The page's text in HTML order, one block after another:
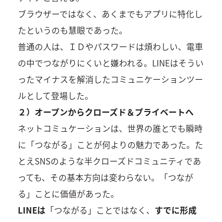
ブラウザーではなく、あくまでもアプリに特化し
たというのも慧眼であった。
普通の人は、ＩＤやパスワードは煩わしい、電車
の中でつながりにくいと嫌われる。LINEはそうい
ったマイナスを解消したコミュニケーションツー
ルとして登場した。
２）オープンからクローズド＆プライベートへ
ネットコミュケーションは、世界の誰とでも瞬時
に「つながる」ことが何よりの魅力であった。た
とえSNSのような半クローズドコミュニティであ
っても、その基本方向は変わらない。「つなが
る」ことに価値があった。
LINEは 「つながる」ことではなく、 すでに形成